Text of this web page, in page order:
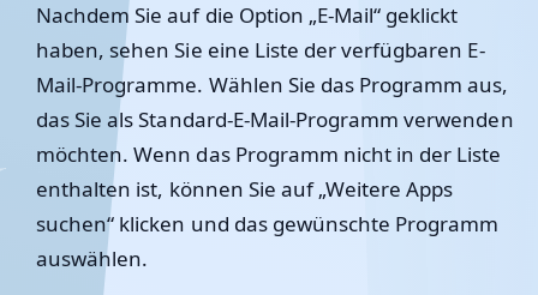
Nachdem Sie auf die Option „E-Mail“ geklickt
haben, sehen Sie eine Liste der verfügbaren E-
Mail-Programme. Wählen Sie das Programm aus,
das Sie als Standard-E-Mail-Programm verwenden
möchten. Wenn das Programm nicht in der Liste
enthalten ist, können Sie auf „Weitere Apps
suchen“ klicken und das gewünschte Programm
auswählen.